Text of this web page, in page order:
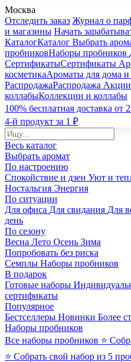
Москва
Отследить заказ Журнал о
и магазины Начать
КаталогКаталог Выбрать
пробниковНаборы пробников
СертификатыСертификаты
косметикаАроматы для дома и
РаспродажаРаспродажа Акции
коллабыКоллекции и коллабы
100% бесплатная доставка
4-й продукт за 1 ₽
Весь каталог
Выбрать аромат
По настроению
Спокойствие и дзен Уют и
Ностальгия Энергия
По ситуации
Для офиса Для свидания Для
день
По сезону
Весна Лето Осень Зима
Попробовать без риска
Семплы Наборы пробников
В подарок
Готовые наборы
сертификаты
Популярное
Бестселлеры Новинки Более
Наборы пробников
Все наборы пробников ⭐
⭐ Собрать свой набор из 5